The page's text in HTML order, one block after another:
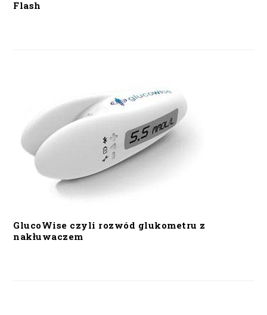
Flash
GlucoWise czyli rozwód glukometru z
nakłuwaczem